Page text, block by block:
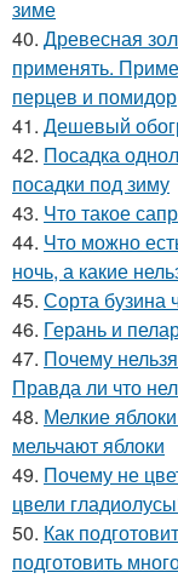
зиме
40. Древесная
применять.
перцев и помидор
41. Дешевый
42. Посадка
посадки под зиму
43. Что такое
44. Что можно
ночь, а какие
45. Сорта бузина
46. Герань и
47. Почему
Правда ли что
48. Мелкие
мельчают яблоки
49. Почему не
цвели
50. Как
подготовить